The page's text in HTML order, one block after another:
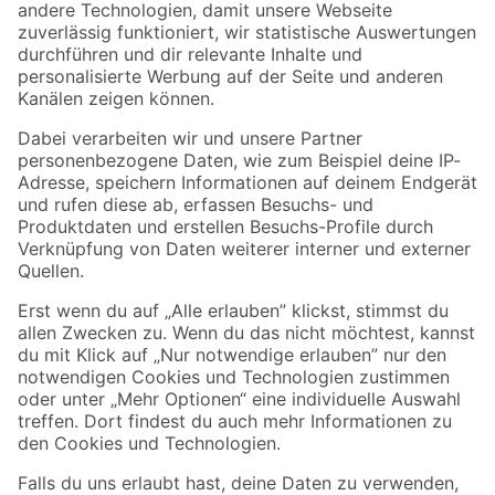
Zur Newsletter Anmeldung
Folge uns
Zahlungsarten Versandarten
Sicher einkaufen
Jetzt die toom-App herunterladen